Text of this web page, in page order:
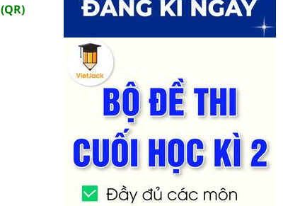
(QR)